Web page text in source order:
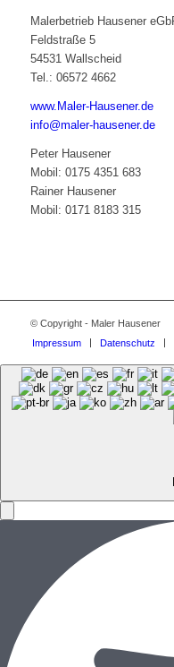
Malerbetrieb Hausener
Feldstraße 5
54531 Wallscheid
Tel.: 06572 4662
www.Maler-Hausener.de
info@maler-hausener.de
Peter Hausener
Mobil: 0175 4351 683
Rainer Hausener
Mobil: 0171 8183 315
© Copyright - Maler Hausener
Impressum
Datenschutz